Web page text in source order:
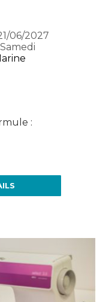
06/2027
: